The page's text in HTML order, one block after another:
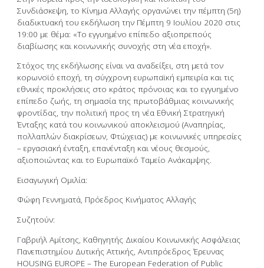
Συνδιάσκεψη, το Κίνημα Αλλαγής οργανώνει την πέμπτη (5η)
διαδικτυακή του εκδήλωση την Πέμπτη 9 Ιουλίου 2020 στις
19:00 με θέμα: «Το εγγυημένο επίπεδο αξιοπρεπούς
διαβίωσης και κοινωνικής συνοχής στη νέα εποχή».
Στόχος της εκδήλωσης είναι να αναδείξει, στη μετά τον
κορωνοϊό εποχή, τη σύγχρονη ευρωπαϊκή εμπειρία και τις
εθνικές προκλήσεις στο κράτος πρόνοιας και το εγγυημένο
επίπεδο ζωής, τη σημασία της πρωτοβάθμιας κοινωνικής
φροντίδας, την πολιτική προς τη νέα Εθνική Στρατηγική
Ένταξης κατά του κοινωνικού αποκλεισμού (Αναπηρίας,
πολλαπλών διακρίσεων, Φτώχειας) με κοινωνικές υπηρεσίες
– εργασιακή ένταξη, επανένταξη και νέους θεσμούς,
αξιοποιώντας και το Ευρωπαϊκό Ταμείο Ανάκαμψης.
Εισαγωγική Ομιλία:
Φώφη Γεννηματά, Πρόεδρος Κινήματος Αλλαγής
Συζητούν:
Γαβριήλ Αμίτσης, Καθηγητής Δικαίου Κοινωνικής Ασφάλειας
Πανεπιστημίου Δυτικής Αττικής, Αντιπρόεδρος Έρευνας
HOUSING EUROPE – The European Federation of Public